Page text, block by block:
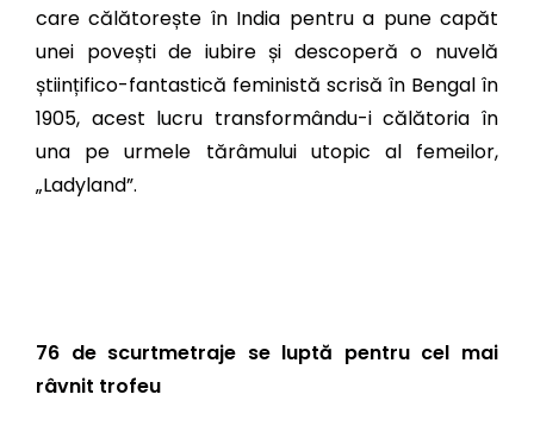
care călătorește în India pentru a pune capăt
unei povești de iubire și descoperă o nuvelă
științifico-fantastică feministă scrisă în Bengal în
1905, acest lucru transformându-i călătoria în
una pe urmele tărâmului utopic al femeilor,
„Ladyland”.
76 de scurtmetraje se luptă pentru cel mai
râvnit trofeu